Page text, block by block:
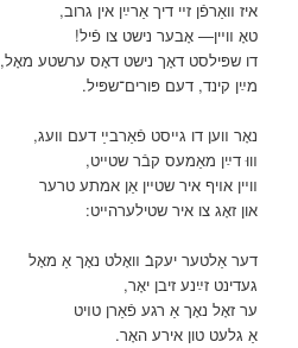
איז װאַרפֿן זײ דיך אַרײַן אין גרוב,
טאָ װײן— אָבער נישט צו פֿיל!
דו שפּילסט דאָך נישט דאָס ערשטע מאָל,
מײַן קינד, דעם פּורים־שפּיל.
נאָר װען דו גײסט פֿאַרבײַ דעם װעג,
װוּ דײַן מאַמעס קבֿר שטײט,
װײן אױף איר שטײן אַן אמתע טרער
און זאָג צו איר שטילערהײט:
דער אַלטער יעקבֿ װאָלט נאָך אַ מאָל
געדינט זײַנע זיבן יאָר,
ער זאָל נאָך אַ רגע פֿאַרן טױט
אַ גלעט טון אירע האָר.